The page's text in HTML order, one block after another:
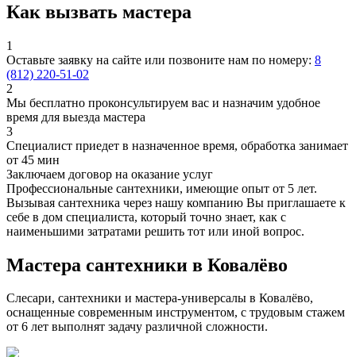
Как вызвать мастера
1
Оставьте заявку на сайте или позвоните нам по номеру: 8
(812) 220-51-02
2
Мы бесплатно проконсультируем вас и назначим удобное
время для выезда мастера
3
Специалист приедет в назначенное время, обработка занимает
от 45 мин
Заключаем договор на оказание услуг
Профессиональные сантехники, имеющие опыт от 5 лет.
Вызывая сантехника через нашу компанию Вы приглашаете к
себе в дом специалиста, который точно знает, как с
наименьшими затратами решить тот или иной вопрос.
Мастера сантехники в Ковалёво
Слесари, сантехники и мастера-универсалы в Ковалёво,
оснащенные современным инструментом, с трудовым стажем
от 6 лет выполнят задачу различной сложности.